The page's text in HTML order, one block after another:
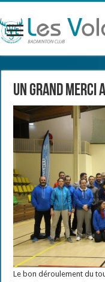
Un grand merci
Le bon déroulement du